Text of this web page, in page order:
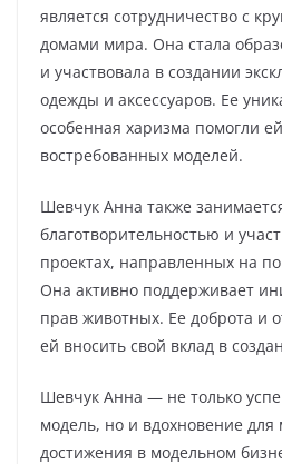
является сотрудничество с
домами мира. Она стала
и участвовала в создании
одежды и аксессуаров. Ее
особенная харизма помогли
востребованных моделей.
Шевчук Анна также
благотворительностью и
проектах, направленных на
Она активно поддерживает
прав животных. Ее доброта и
ей вносить свой вклад в
Шевчук Анна — не только
модель, но и вдохновение
достижения в модельном